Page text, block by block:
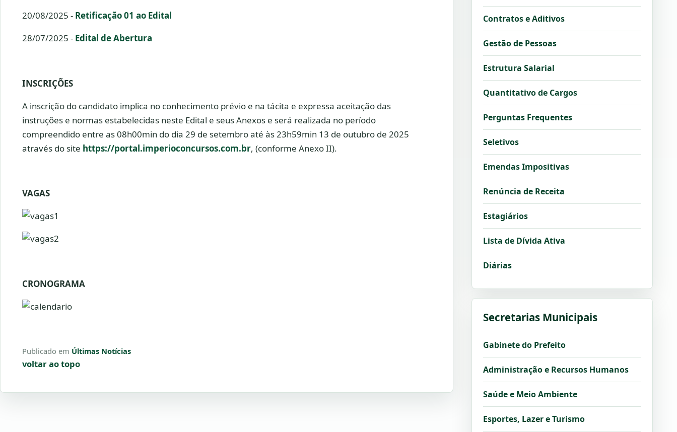
20/08/2025 - Retificação 01 ao Edital
28/07/2025 - Edital de Abertura
INSCRIÇÕES
A inscrição do candidato implica no conhecimento prévio e na tácita e expressa aceitação das
instruções e normas estabelecidas neste Edital e seus Anexos e será realizada no período
compreendido entre as 08h00min do dia 29 de setembro até às 23h59min 13 de outubro de 2025
através do site https://portal.imperioconcursos.com.br, (conforme Anexo II).
VAGAS
CRONOGRAMA
Publicado em Últimas Notícias
voltar ao topo
Contratos e Aditivos
Gestão de Pessoas
Estrutura Salarial
Quantitativo de Cargos
Perguntas Frequentes
Seletivos
Emendas Impositivas
Renúncia de Receita
Estagiários
Lista de Dívida Ativa
Diárias
Secretarias Municipais
Gabinete do Prefeito
Administração e Recursos Humanos
Saúde e Meio Ambiente
Esportes, Lazer e Turismo